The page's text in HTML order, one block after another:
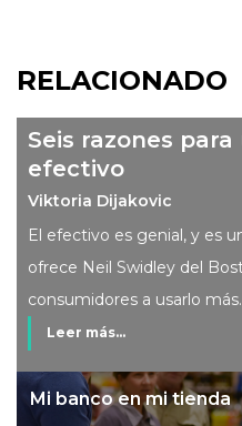
RELACIONADO
Seis razones
efectivo
Viktoria Dijakovic
El efectivo es genial, y es
ofrece Neil Swidley del
consumidores a usarlo más.
Leer más...
Mi banco en mi tienda